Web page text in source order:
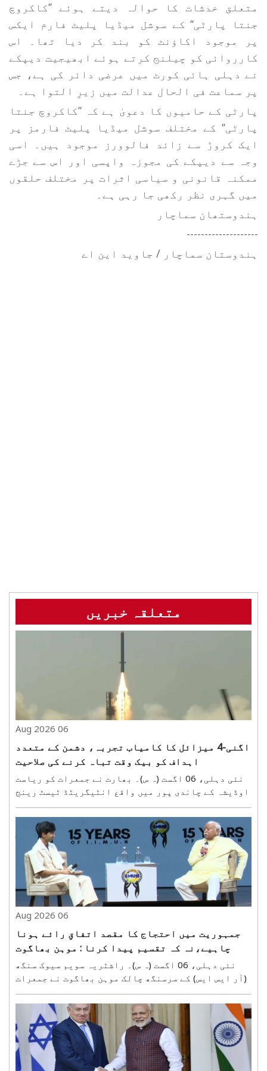
متعلق خدشات کا حوالہ دیتے ہوئے ’’کاکروچ
جنتا پارٹی‘‘ کے سوشل میڈیا پلیٹ فارم ایکس
پر موجود اکاؤنٹ کو بند کر دیا تھا۔ اس
کارروائی کو چیلنج کرتے ہوئے ابھیجیت دیپکے
نے دہلی ہائی کورٹ میں عرضی دائر کی ہے، جس
پر سماعت فی الحال عدالت میں زیرِ التوا ہے۔
پارٹی کے حامیوں کا دعویٰ ہے کہ ’’کاکروچ جنتا
پارٹی‘‘ کے مختلف سوشل میڈیا پلیٹ فارمز پر
ایک کروڑ سے زائد فالوورز موجود ہیں۔ اسی
وجہ سے دیپکے کی مجوزہ واپسی اور اس سے جڑے
ممکنہ قانونی و سیاسی اثرات پر مختلف حلقوں
میں گہری نظر رکھی جا رہی ہے۔
ہندوستھان سماچار
--------------------
ہندوستان سماچار / جاوید این اے
متعلقہ خبریں
06 Aug 2026
اگنی-4 میزائل کا کامیاب تجربہ، دشمن کے متعدد
اہداف کو بیک وقت تباہ کرنے کی صلاحیت
نئی دہلی، 06 اگست (ہ س)۔ بھارت نے جمعرات کو ریاست
اوڈیشہ کے چاندی پور میں واقع انٹیگریٹڈ ٹیسٹ رینج
اگنی-4 (ایم آر بی ایم) کا کامیاب تجربہ کیا۔ اس
تجربے کے ساتھ بھارت نے دفاعی اور خلائی ٹیکنالوجی ..
06 Aug 2026
جمہوریت میں احتجاج کا مقصد اتفاقِ رائے ہونا
چاہیے،نہ کہ تقسیم پیدا کرنا : موہن بھاگوت
نئی دہلی، 06 اگست (ہ س)۔ راشٹریہ سویم سیوک سنگھ
(آر ایس ایس) کے سرسنگھ چالک موہن بھاگوت نے جمعرات
کہا کہ احتجاج بھی اسی عمل کا ایک حصہ ہے۔ تاہم اگر
اختلافِ رائے ہو تو سب سے پہلے بات چیت کی کوشش کی ..